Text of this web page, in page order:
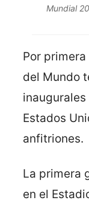
Mundial
Por
del Mundo
Estados
anfitriones.
La primera
en el